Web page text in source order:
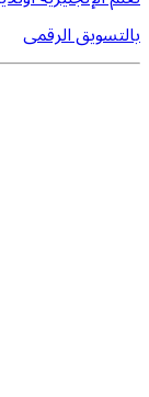
بالتسويق الرقمى